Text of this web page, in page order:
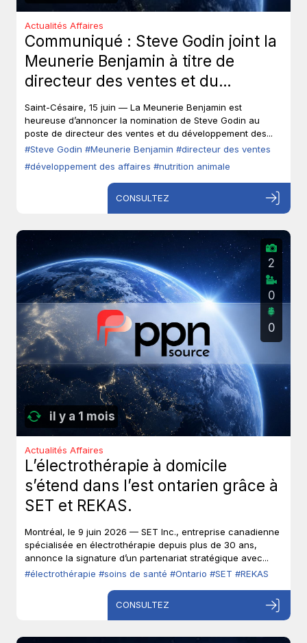
Actualités Affaires
Communiqué : Steve Godin joint la
Meunerie Benjamin à titre de
directeur des ventes et du
développement des affaires.
Saint-Césaire, 15 juin — La Meunerie Benjamin est
heureuse d’annoncer la nomination de Steve Godin au
poste de directeur des ventes et du développement des...
#Steve Godin #Meunerie Benjamin #directeur des ventes
#développement des affaires #nutrition animale
CONSULTEZ
il y a 1 mois
2
0
0
Actualités Affaires
L’électrothérapie à domicile
s’étend dans l’est ontarien grâce à
SET et REKAS.
Montréal, le 9 juin 2026 — SET Inc., entreprise canadienne
spécialisée en électrothérapie depuis plus de 30 ans,
annonce la signature d’un partenariat stratégique avec...
#électrothérapie #soins de santé #Ontario #SET #REKAS
CONSULTEZ